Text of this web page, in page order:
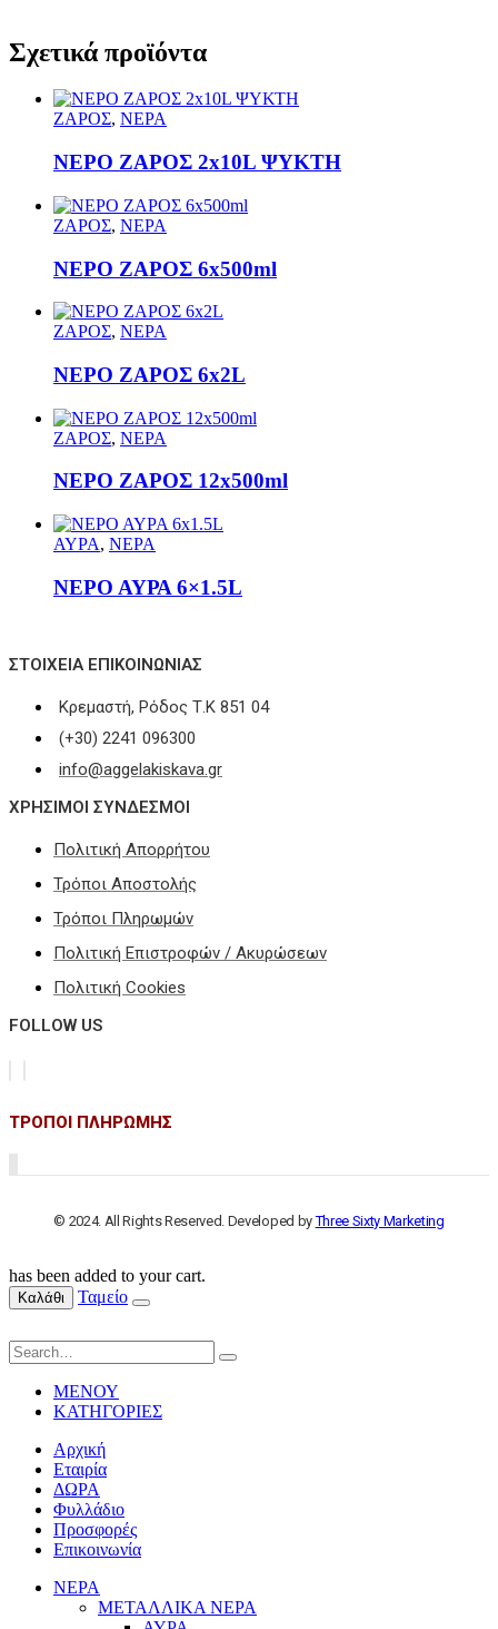
Σχετικά προϊόντα
ΖΑΡΟΣ, ΝΕΡΑ
ΝΕΡΟ ΖΑΡΟΣ 2x10L ΨΥΚΤΗ
ΖΑΡΟΣ, ΝΕΡΑ
ΝΕΡΟ ΖΑΡΟΣ 6x500ml
ΖΑΡΟΣ, ΝΕΡΑ
ΝΕΡΟ ΖΑΡΟΣ 6x2L
ΖΑΡΟΣ, ΝΕΡΑ
ΝΕΡΟ ΖΑΡΟΣ 12x500ml
ΑΥΡΑ, ΝΕΡΑ
ΝΕΡΟ ΑΥΡΑ 6×1.5L
ΣΤΟΙΧΕΊΑ ΕΠΙΚΟΙΝΩΝΊΑΣ
Κρεμαστή, Ρόδος Τ.Κ 851 04
(+30) 2241 096300
info@aggelakiskava.gr
ΧΡΗΣΙΜΟΙ ΣΥΝΔΕΣΜΟΙ
Πολιτική Απορρήτου
Τρόποι Αποστολής
Τρόποι Πληρωμών
Πολιτική Επιστροφών / Ακυρώσεων
Πολιτική Cookies
FOLLOW US
ΤΡΟΠΟΙ ΠΛΗΡΩΜΗΣ
© 2024. All Rights Reserved. Developed byThree Sixty Marketing
has been added to your cart.
Καλάθι Ταμείο
ΜΕΝΟΥ
ΚΑΤΗΓΟΡΙΕΣ
Αρχική
Εταιρία
ΔΩΡΑ
Φυλλάδιο
Προσφορές
Επικοινωνία
ΝΕΡΑ
ΜΕΤΑΛΛΙΚΑ ΝΕΡΑ